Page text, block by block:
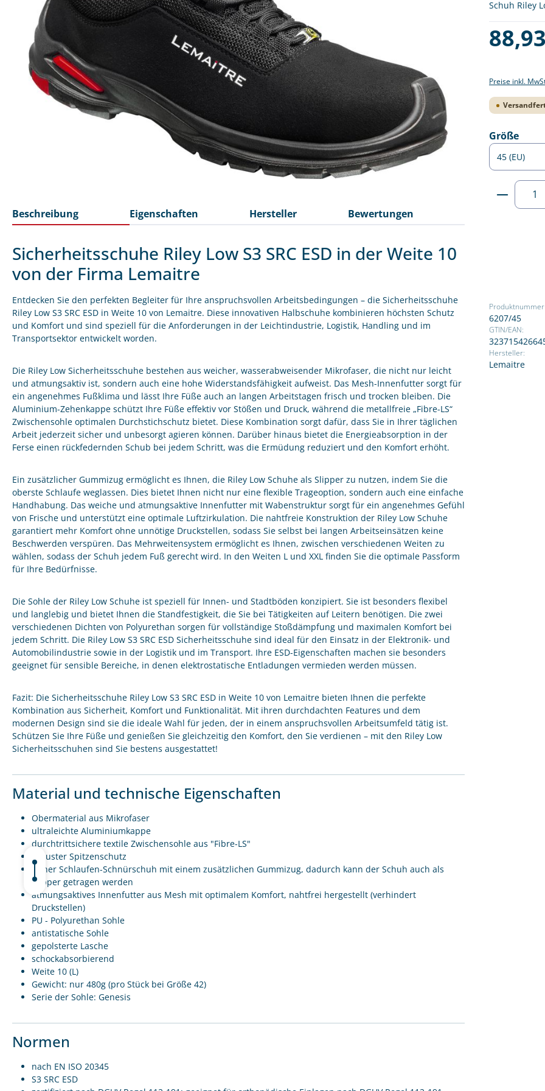
Schuh Riley
Regulärer
Preise inkl.
Größe
6207/45
GTIN/EAN:
Hersteller:
Lemaitre
Beschreibung Eigenschaften Hersteller Bewertungen
Sicherheitsschuhe Riley Low S3 SRC ESD in der Weite 10
von der Firma Lemaitre
Entdecken Sie den perfekten Begleiter für Ihre anspruchsvollen Arbeitsbedingungen – die Sicherheitsschuhe
Riley Low S3 SRC ESD in Weite 10 von Lemaitre. Diese innovativen Halbschuhe kombinieren höchsten Schutz
und Komfort und sind speziell für die Anforderungen in der Leichtindustrie, Logistik, Handling und im
Transportsektor entwickelt worden.
Die Riley Low Sicherheitsschuhe bestehen aus weicher, wasserabweisender Mikrofaser, die nicht nur leicht
und atmungsaktiv ist, sondern auch eine hohe Widerstandsfähigkeit aufweist. Das Mesh-Innenfutter sorgt für
ein angenehmes Fußklima und lässt Ihre Füße auch an langen Arbeitstagen frisch und trocken bleiben. Die
Aluminium-Zehenkappe schützt Ihre Füße effektiv vor Stößen und Druck, während die metallfreie „Fibre-LS“
Zwischensohle optimalen Durchstichschutz bietet. Diese Kombination sorgt dafür, dass Sie in Ihrer täglichen
Arbeit jederzeit sicher und unbesorgt agieren können. Darüber hinaus bietet die Energieabsorption in der
Ferse einen rückfedernden Schub bei jedem Schritt, was die Ermüdung reduziert und den Komfort erhöht.
Ein zusätzlicher Gummizug ermöglicht es Ihnen, die Riley Low Schuhe als Slipper zu nutzen, indem Sie die
oberste Schlaufe weglassen. Dies bietet Ihnen nicht nur eine flexible Trageoption, sondern auch eine einfache
Handhabung. Das weiche und atmungsaktive Innenfutter mit Wabenstruktur sorgt für ein angenehmes Gefühl
von Frische und unterstützt eine optimale Luftzirkulation. Die nahtfreie Konstruktion der Riley Low Schuhe
garantiert mehr Komfort ohne unnötige Druckstellen, sodass Sie selbst bei langen Arbeitseinsätzen keine
Beschwerden verspüren. Das Mehrweitensystem ermöglicht es Ihnen, zwischen verschiedenen Weiten zu
wählen, sodass der Schuh jedem Fuß gerecht wird. In den Weiten L und XXL finden Sie die optimale Passform
für Ihre Bedürfnisse.
Die Sohle der Riley Low Schuhe ist speziell für Innen- und Stadtböden konzipiert. Sie ist besonders flexibel
und langlebig und bietet Ihnen die Standfestigkeit, die Sie bei Tätigkeiten auf Leitern benötigen. Die zwei
verschiedenen Dichten von Polyurethan sorgen für vollständige Stoßdämpfung und maximalen Komfort bei
jedem Schritt. Die Riley Low S3 SRC ESD Sicherheitsschuhe sind ideal für den Einsatz in der Elektronik- und
Automobilindustrie sowie in der Logistik und im Transport. Ihre ESD-Eigenschaften machen sie besonders
geeignet für sensible Bereiche, in denen elektrostatische Entladungen vermieden werden müssen.
Fazit: Die Sicherheitsschuhe Riley Low S3 SRC ESD in Weite 10 von Lemaitre bieten Ihnen die perfekte
Kombination aus Sicherheit, Komfort und Funktionalität. Mit ihren durchdachten Features und dem
modernen Design sind sie die ideale Wahl für jeden, der in einem anspruchsvollen Arbeitsumfeld tätig ist.
Schützen Sie Ihre Füße und genießen Sie gleichzeitig den Komfort, den Sie verdienen – mit den Riley Low
Sicherheitsschuhen sind Sie bestens ausgestattet!
Material und technische Eigenschaften
Obermaterial aus Mikrofaser
ultraleichte Aluminiumkappe
durchtrittsichere textile Zwischensohle aus "Fibre-LS"
robuster Spitzenschutz
reiner Schlaufen-Schnürschuh mit einem zusätzlichen Gummizug, dadurch kann der Schuh auch als
Slipper getragen werden
atmungsaktives Innenfutter aus Mesh mit optimalem Komfort, nahtfrei hergestellt (verhindert
Druckstellen)
PU - Polyurethan Sohle
antistatische Sohle
gepolsterte Lasche
schockabsorbierend
Weite 10 (L)
Gewicht: nur 480g (pro Stück bei Größe 42)
Serie der Sohle: Genesis
Normen
nach EN ISO 20345
S3 SRC ESD